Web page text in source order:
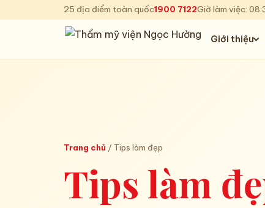
25 địa điểm toàn quốc1900 7122Giờ làm việc:
Giới thiệu
Trang chủ / Tips làm đẹp
Tips làm